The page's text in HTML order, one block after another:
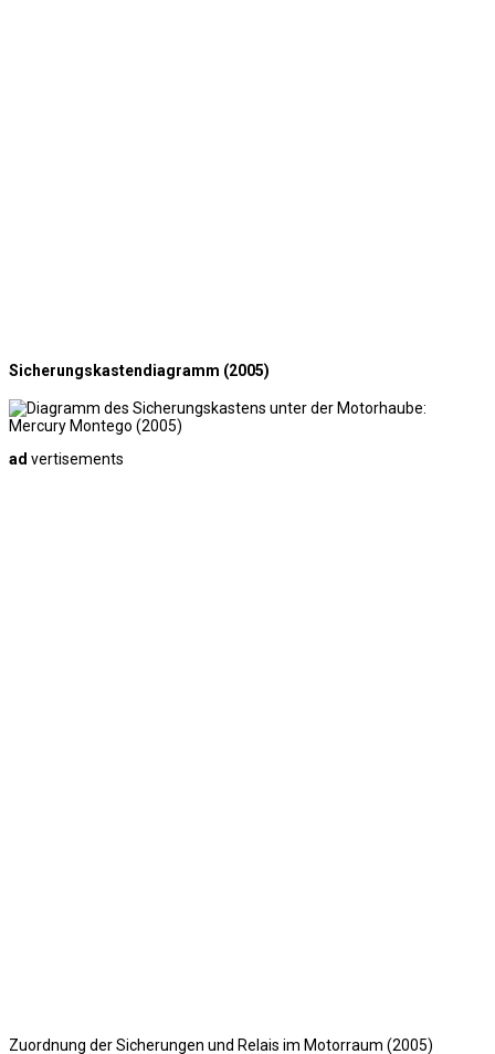
Sicherungskastendiagramm (2005)
ad vertisements
Zuordnung der Sicherungen und Relais im Motorraum (2005)